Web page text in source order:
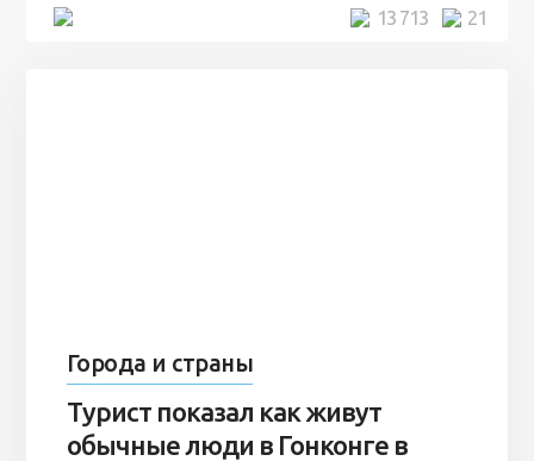
21
13 713
Города и страны
Турист показал как живут
обычные люди в Гонконге в